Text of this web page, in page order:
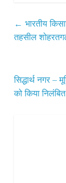
A
pp
← भारतीय
तहसील
सिद्धार्थ नगर –
को किया निलंबित